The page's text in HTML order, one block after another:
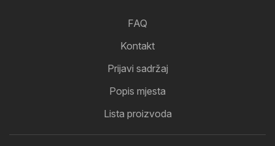
FAQ
Kontakt
Prijavi sadržaj
Popis mjesta
Lista proizvoda